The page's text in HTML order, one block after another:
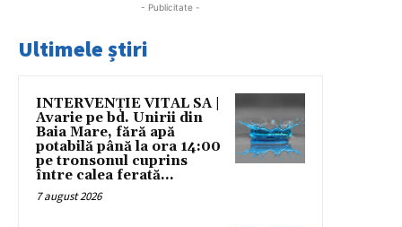
- Publicitate -
Ultimele știri
INTERVENȚIE VITAL SA |
Avarie pe bd. Unirii din
Baia Mare, fără apă
potabilă până la ora 14:00
pe tronsonul cuprins
între calea ferată...
7 august 2026